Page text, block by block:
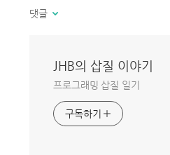
댓글
JHB의 삽질 이야기
프로그래밍 삽질 일기
구독하기